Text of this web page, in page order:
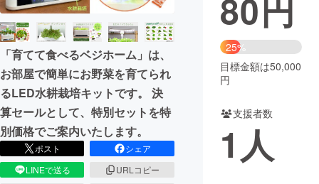
ビジネス・起業 チャレンジ
まちづくり・地域活性化
CAMPFIRE for Social Good
CAMPFIRE Creation
CAMPFIREふるさと納税machi-ya コミュニティ
「育てて食べるベジホーム」は、
お部屋で簡単にお野菜を育てられ
るLED水耕栽培キットです。 決
算セールとして、特別セットを特
別価格でご案内いたします。
ポスト
シェア
LINEで送る
URLコピー
80円
25%
目標金額は50,000
円
支援者数
1人